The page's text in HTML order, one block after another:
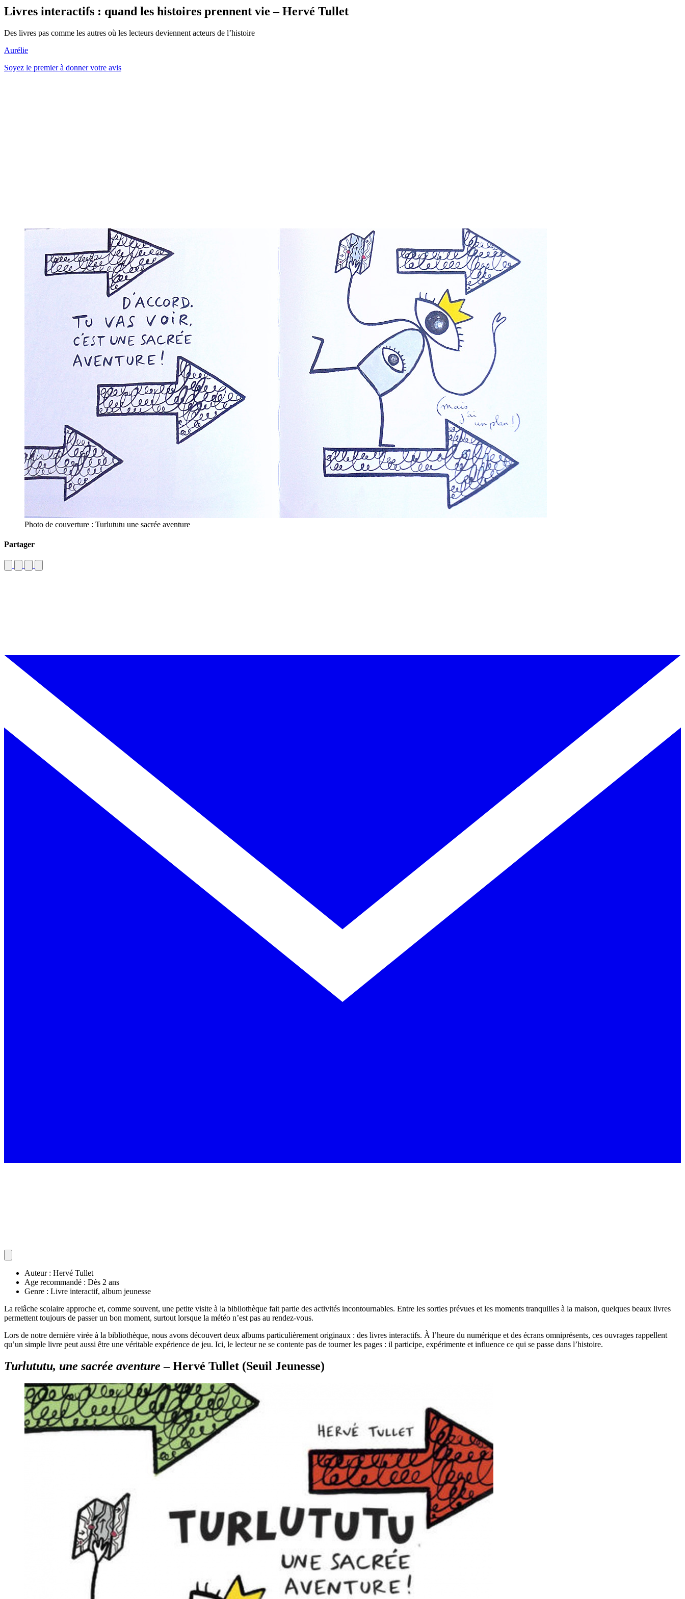
Livres interactifs : quand les histoires prennent vie – Hervé Tullet
Des livres pas comme les autres où les lecteurs deviennent acteurs de l’histoire
Aurélie
Soyez le premier à donner votre avis
Photo de couverture : Turlututu une sacrée aventure
Partager
Auteur : Hervé Tullet
Age recommandé : Dès 2 ans
Genre : Livre interactif, album jeunesse
La relâche scolaire approche et, comme souvent, une petite visite à la bibliothèque fait partie des activités incontournables. Entre les sorties prévues et les moments tranquilles à la maison, quelques beaux livres
permettent toujours de passer un bon moment, surtout lorsque la météo n’est pas au rendez-vous.
Lors de notre dernière virée à la bibliothèque, nous avons découvert deux albums particulièrement originaux : des livres interactifs. À l’heure du numérique et des écrans omniprésents, ces ouvrages rappellent
qu’un simple livre peut aussi être une véritable expérience de jeu. Ici, le lecteur ne se contente pas de tourner les pages : il participe, expérimente et influence ce qui se passe dans l’histoire.
Turlututu, une sacrée aventure – Hervé Tullet (Seuil Jeunesse)